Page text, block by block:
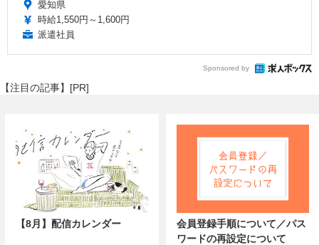
愛知県
時給1,550円～1,600円
派遣社員
Sponsored by
【注目の記事】[PR]
【8月】配信カレンダー
会員登録手順について／パス
ワードの再設定について